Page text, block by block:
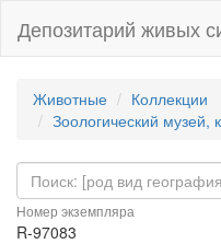
Депозитарий живых
Животные
Коллекции
Зоологический музей,
Номер экземпляра
R-97083